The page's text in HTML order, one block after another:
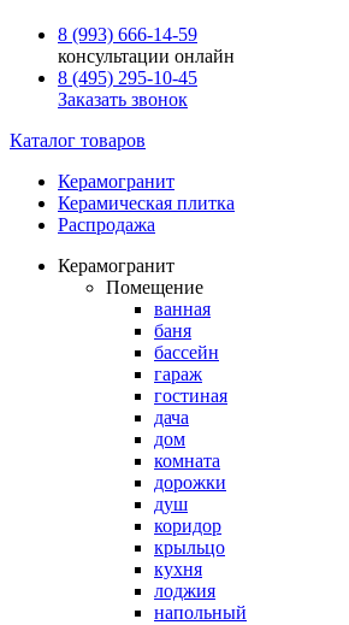
8 (993) 666-14-59
консультации онлайн
8 (495) 295-10-45
Заказать звонок
Каталог товаров
Керамогранит
Керамическая плитка
Распродажа
Керамогранит
Помещение
ванная
баня
бассейн
гараж
гостиная
дача
дом
комната
дорожки
душ
коридор
крыльцо
кухня
лоджия
напольный